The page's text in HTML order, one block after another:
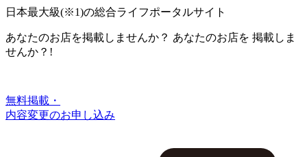
日本最大級(※1)の総合ライフポータルサイト
あなたのお店を掲載しませんか？ あなたのお店を 掲載しま
せんか？!
無料掲載・
内容変更のお申し込み